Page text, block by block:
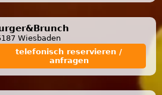
Wiesbaden
telefonisch reservieren /
anfragen